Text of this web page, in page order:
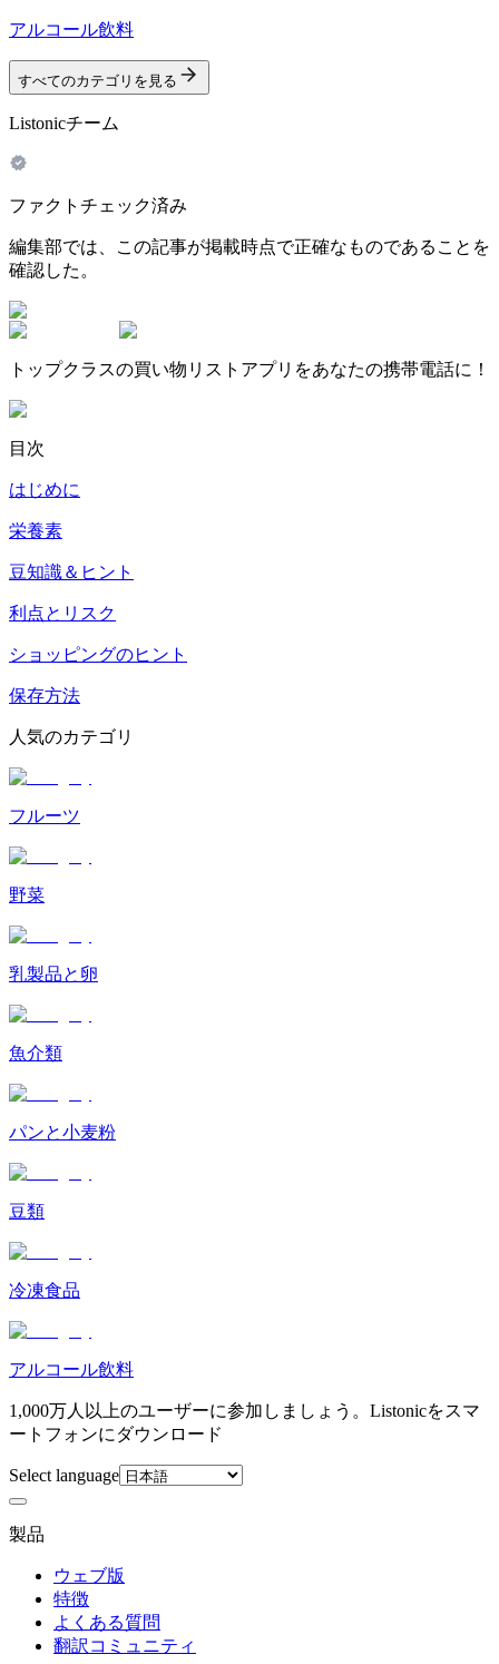
アルコール飲料
すべてのカテゴリを見る
Listonicチーム
ファクトチェック済み
編集部では、この記事が掲載時点で正確なものであることを
確認した。
トップクラスの買い物リストアプリをあなたの携帯電話に！
目次
はじめに
栄養素
豆知識＆ヒント
利点とリスク
ショッピングのヒント
保存方法
人気のカテゴリ
フルーツ
野菜
乳製品と卵
魚介類
パンと小麦粉
豆類
冷凍食品
アルコール飲料
1,000万人以上のユーザーに参加しましょう。Listonicをスマ
ートフォンにダウンロード
Select language
製品
ウェブ版
特徴
よくある質問
翻訳コミュニティ